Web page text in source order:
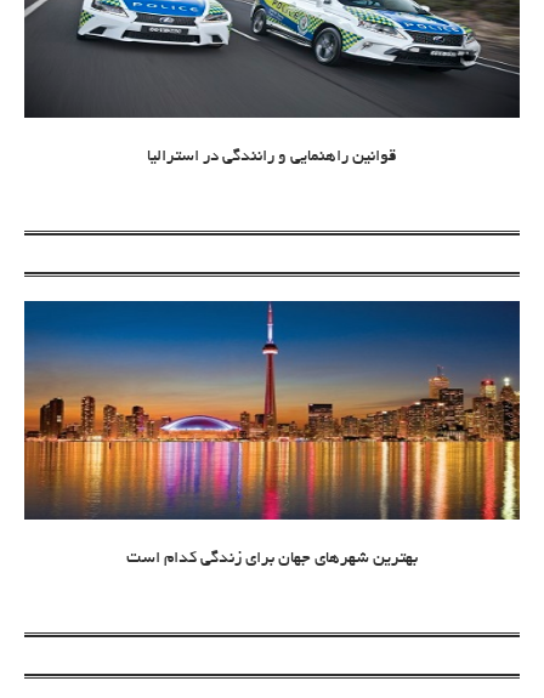
قوانین راهنمایی و رانندگی در استرالیا
بهترین شهرهای جهان برای زندگی کدام است